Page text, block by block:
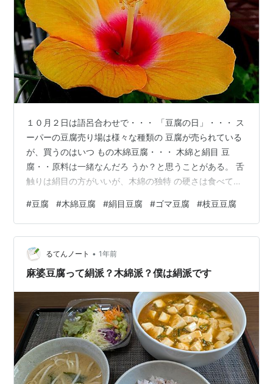
１０月２日は語呂合わせで・・・ 「豆腐の日」・・・ ス
ーパーの豆腐売り場は様々な種類の 豆腐が売られている
が、買うのはいつ もの木綿豆腐・・・ 木綿と絹目 豆
腐・・原料は一緒なんだろ うか？と思うことがある。 舌
触りは絹目の方がいいが、木綿の独特 の硬さは食べてい
変わら ないので、舌触りの好みだけ。 その他、ゴマ豆腐
とか、柑橘が入った豆 腐、枝豆が入った豆腐など、原料
費や手 間がかかるせいか、お値段はそれなりだ。 いろい
ろ種類があるので、一度それらを 食べて見ようかと思う
が、ついいつもの ものを手に取ってしまう。
#豆腐 #木綿豆腐 #絹目豆腐 #ゴマ豆腐 #枝豆豆腐
るてんノート • 1年前
麻婆豆腐って絹派？木綿派？僕は絹派です